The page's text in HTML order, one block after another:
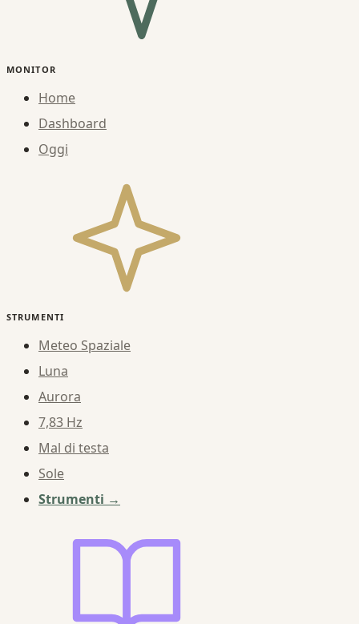
MONITOR
Home
Dashboard
Oggi
STRUMENTI
Meteo Spaziale
Luna
Aurora
7,83 Hz
Mal di testa
Sole
Strumenti →